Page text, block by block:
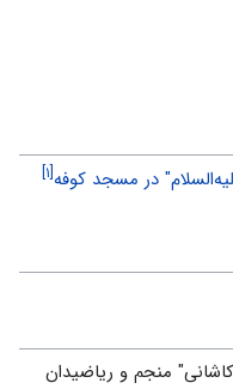
در مسجد کوفه[۱]